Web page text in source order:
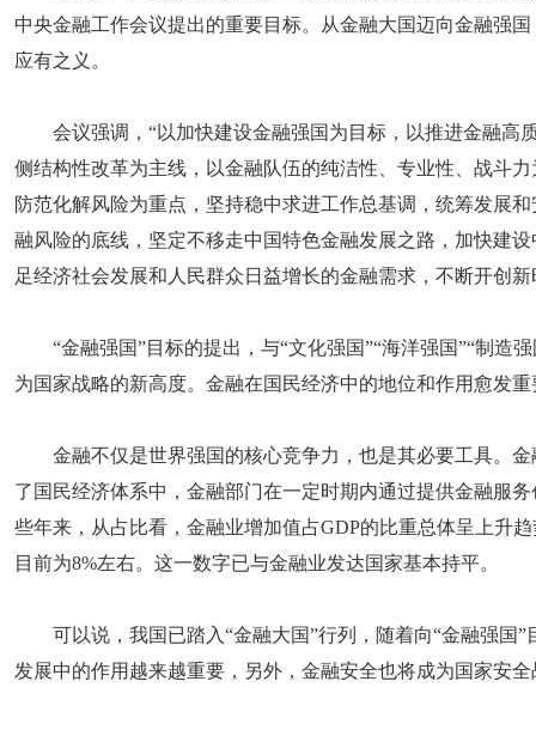
中央金融工作会议提出的重要目标。从金融大国迈向金融强
应有之义。
会议强调，“以加快建设金融强国为目标，以推进金融高
侧结构性改革为主线，以金融队伍的纯洁性、专业性、战斗
防范化解风险为重点，坚持稳中求进工作总基调，统筹发展
融风险的底线，坚定不移走中国特色金融发展之路，加快建
足经济社会发展和人民群众日益增长的金融需求，不断开创
“金融强国”目标的提出，与“文化强国”“海洋强国”“制造
为国家战略的新高度。金融在国民经济中的地位和作用愈发
金融不仅是世界强国的核心竞争力，也是其必要工具。
了国民经济体系中，金融部门在一定时期内通过提供金融服
些年来，从占比看，金融业增加值占GDP的比重总体呈上升
目前为8%左右。这一数字已与金融业发达国家基本持平。
可以说，我国已踏入“金融大国”行列，随着向“金融强国
发展中的作用越来越重要，另外，金融安全也将成为国家安